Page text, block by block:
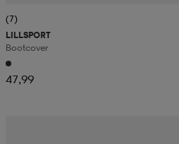
(7)
LILLSPORT
Bootcover
47,99